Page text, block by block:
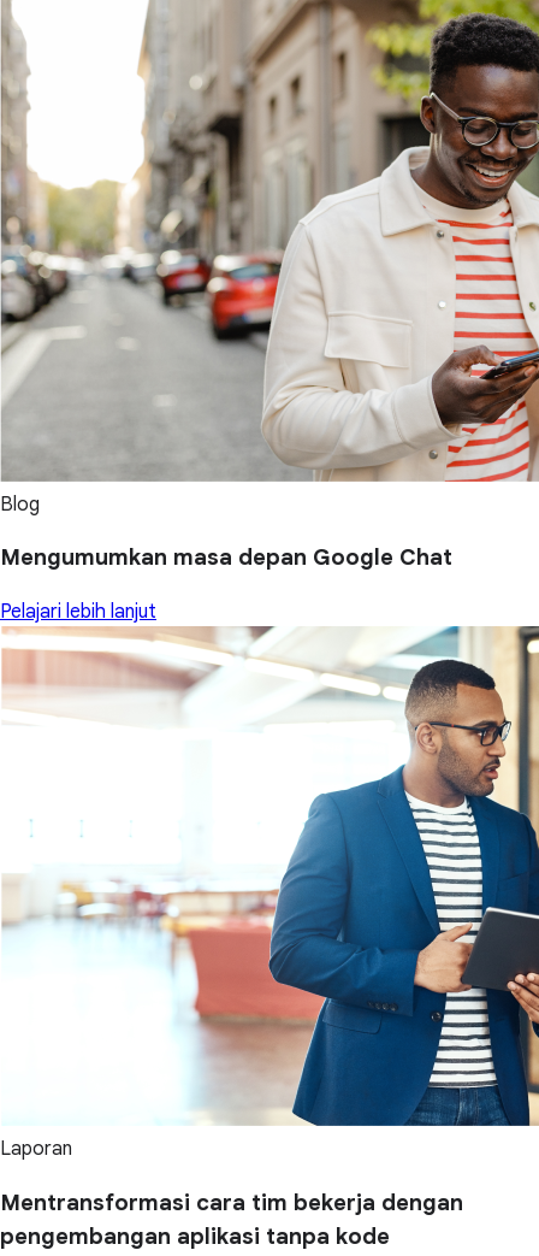
Blog
Mengumumkan masa depan Google Chat
Pelajari lebih lanjut
Laporan
Mentransformasi cara tim bekerja dengan
pengembangan aplikasi tanpa kode